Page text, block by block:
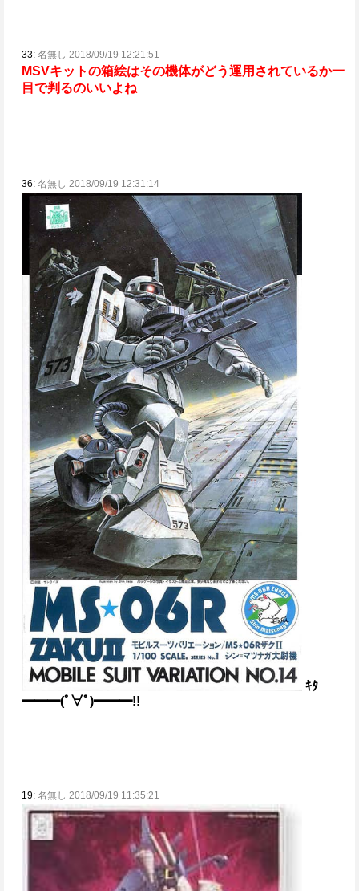
33: 名無し 2018/09/19 12:21:51
MSVキットの箱絵はその機体がどう運用されているか一
目で判るのいいよね
36: 名無し 2018/09/19 12:31:14
ｷﾀ
━━━(ﾟ∀ﾟ)━━━!!
19: 名無し 2018/09/19 11:35:21